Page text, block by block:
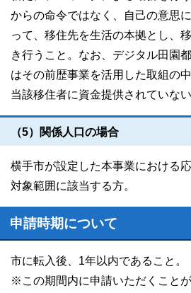
からの命令ではなく、自己の意思
って、移住先を生活の本拠とし、
き行うこと。なお、デジタル田園
はその前歴事業を活用した取組の
当該移住者に資金提供されていない
（5）関係人口の場合
横手市が設定した本事業における
対象範囲に該当する方。
申請時期について
市に転入後、1年以内であること。
※この期間内に申請いただくこと